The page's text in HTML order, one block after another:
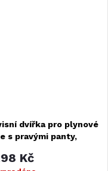
dvířka pro plynové
s pravými panty,
Kč